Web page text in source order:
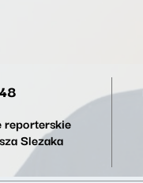
reporterskie
Slezaka